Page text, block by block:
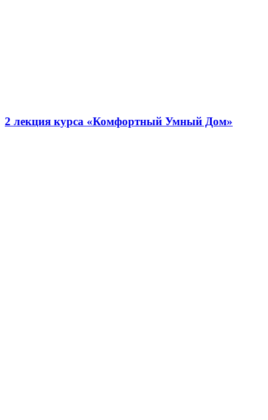
2 лекция курса «Комфортный Умный Дом»